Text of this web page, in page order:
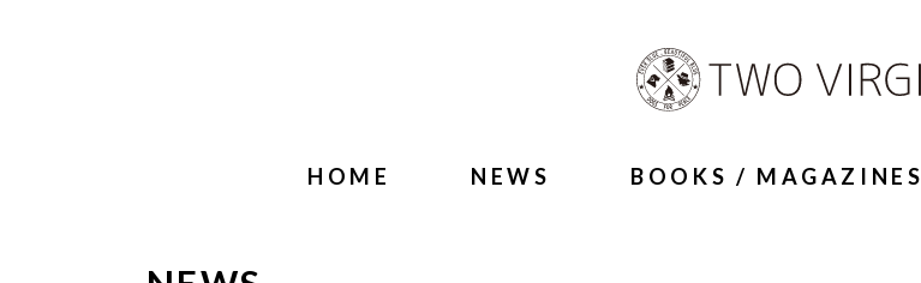
HOME NEWS BOOKS / MAGAZINES